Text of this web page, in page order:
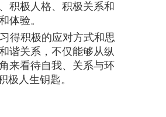
积极人格、积极关系和
体验。
得积极的应对方式和思
谐关系，不仅能够从纵
来看待自我、关系与环
极人生钥匙。